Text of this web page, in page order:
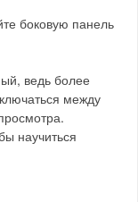
боковую панель
ведь более
между
научиться